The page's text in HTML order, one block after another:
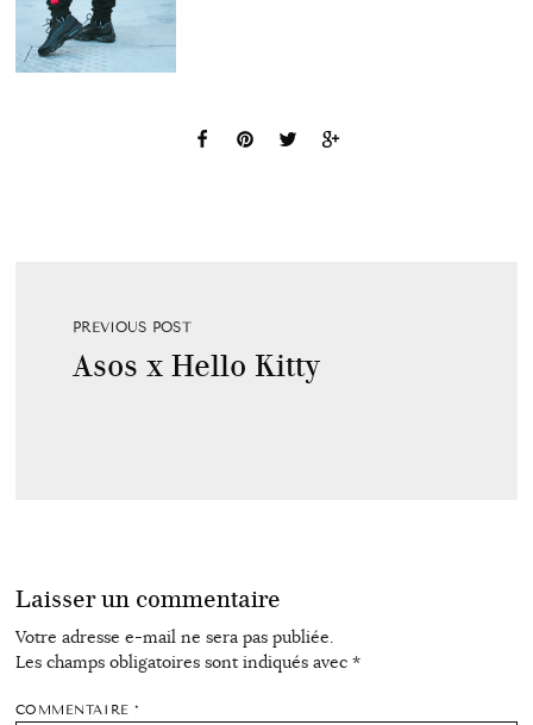
PREVIOUS POST
Asos x Hello Kitty
Laisser un commentaire
Votre adresse e-mail ne sera pas publiée.
Les champs obligatoires sont indiqués avec *
COMMENTAIRE*